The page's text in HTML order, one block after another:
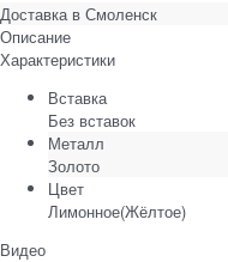
Доставка в Смоленск
Описание
Характеристики
Вставка
Без вставок
Металл
Золото
Цвет
Лимонное(Жёлтое)
Видео